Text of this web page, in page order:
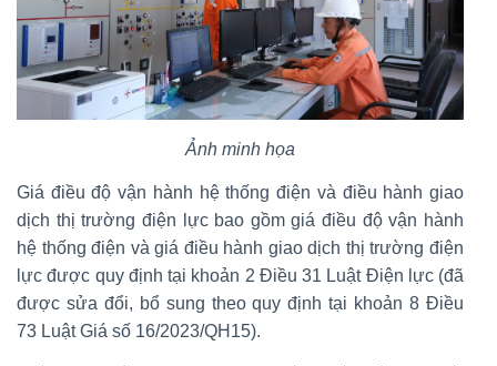
Ảnh minh họa
Giá điều độ vận hành hệ thống điện và điều hành giao
dịch thị trường điện lực bao gồm giá điều độ vận hành
hệ thống điện và giá điều hành giao dịch thị trường điện
lực được quy định tại khoản 2 Điều 31 Luật Điện lực (đã
được sửa đổi, bổ sung theo quy định tại khoản 8 Điều
73 Luật Giá số 16/2023/QH15).